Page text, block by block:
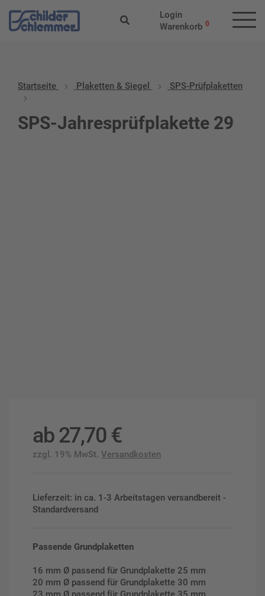
Login
Warenkorb 0
Startseite Plaketten & Siegel SPS-Prüfplaketten
SPS-Jahresprüfplakette 29
ab27,70 €
zzgl. 19% MwSt. Versandkosten
Lieferzeit: in ca. 1-3 Arbeitstagen versandbereit -
Standardversand
Passende Grundplaketten
16 mm Ø passend für Grundplakette 25 mm
20 mm Ø passend für Grundplakette 30 mm